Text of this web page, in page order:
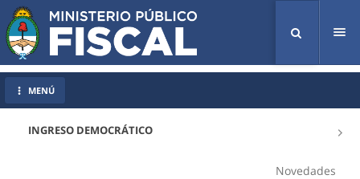
INGRESO DEMOCRÁTICO
Novedades
MENÚ